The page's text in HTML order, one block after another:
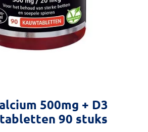
500mg + D3
90 stuks